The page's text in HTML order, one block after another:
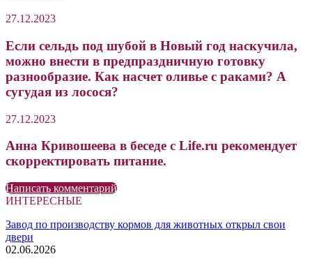
27.12.2023
Если сельдь под шубой в Новый год наскучила,
можно внести в предпраздничную готовку
разнообразие. Как насчет оливье с раками? А
сугудая из лосося?
27.12.2023
Анна Кривошеева в беседе с Life.ru рекомендует
скорректировать питание.
Написать комментарий
ИНТЕРЕСНЫЕ
Завод по производству кормов для животных открыл свои
двери
02.06.2026